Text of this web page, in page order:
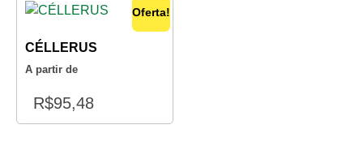
Oferta!
CÉLLERUS
A partir de
R$95,48